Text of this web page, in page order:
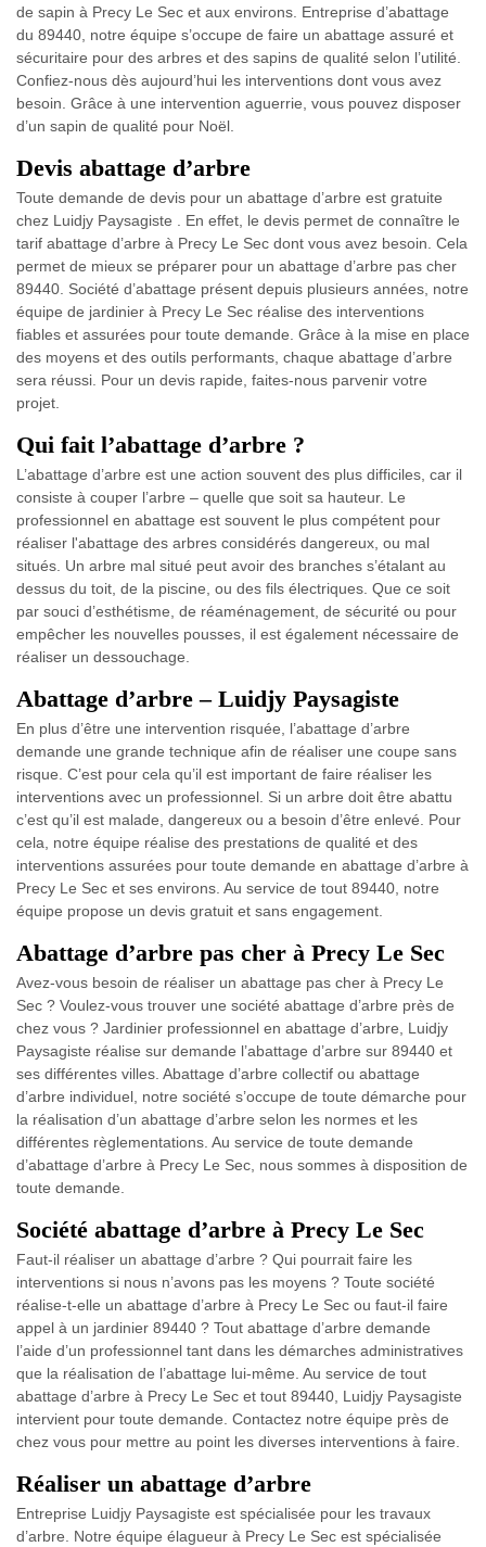
de sapin à Precy Le Sec et aux environs. Entreprise d’abattage
du 89440, notre équipe s’occupe de faire un abattage assuré et
sécuritaire pour des arbres et des sapins de qualité selon l’utilité.
Confiez-nous dès aujourd’hui les interventions dont vous avez
besoin. Grâce à une intervention aguerrie, vous pouvez disposer
d’un sapin de qualité pour Noël.
Devis abattage d’arbre
Toute demande de devis pour un abattage d’arbre est gratuite
chez Luidjy Paysagiste . En effet, le devis permet de connaître le
tarif abattage d’arbre à Precy Le Sec dont vous avez besoin. Cela
permet de mieux se préparer pour un abattage d’arbre pas cher
89440. Société d’abattage présent depuis plusieurs années, notre
équipe de jardinier à Precy Le Sec réalise des interventions
fiables et assurées pour toute demande. Grâce à la mise en place
des moyens et des outils performants, chaque abattage d’arbre
sera réussi. Pour un devis rapide, faites-nous parvenir votre
projet.
Qui fait l’abattage d’arbre ?
L’abattage d’arbre est une action souvent des plus difficiles, car il
consiste à couper l’arbre – quelle que soit sa hauteur. Le
professionnel en abattage est souvent le plus compétent pour
réaliser l'abattage des arbres considérés dangereux, ou mal
situés. Un arbre mal situé peut avoir des branches s’étalant au
dessus du toit, de la piscine, ou des fils électriques. Que ce soit
par souci d’esthétisme, de réaménagement, de sécurité ou pour
empêcher les nouvelles pousses, il est également nécessaire de
réaliser un dessouchage.
Abattage d’arbre – Luidjy Paysagiste
En plus d’être une intervention risquée, l’abattage d’arbre
demande une grande technique afin de réaliser une coupe sans
risque. C’est pour cela qu’il est important de faire réaliser les
interventions avec un professionnel. Si un arbre doit être abattu
c’est qu’il est malade, dangereux ou a besoin d’être enlevé. Pour
cela, notre équipe réalise des prestations de qualité et des
interventions assurées pour toute demande en abattage d’arbre à
Precy Le Sec et ses environs. Au service de tout 89440, notre
équipe propose un devis gratuit et sans engagement.
Abattage d’arbre pas cher à Precy Le Sec
Avez-vous besoin de réaliser un abattage pas cher à Precy Le
Sec ? Voulez-vous trouver une société abattage d’arbre près de
chez vous ? Jardinier professionnel en abattage d’arbre, Luidjy
Paysagiste réalise sur demande l’abattage d’arbre sur 89440 et
ses différentes villes. Abattage d’arbre collectif ou abattage
d’arbre individuel, notre société s’occupe de toute démarche pour
la réalisation d’un abattage d’arbre selon les normes et les
différentes règlementations. Au service de toute demande
d’abattage d’arbre à Precy Le Sec, nous sommes à disposition de
toute demande.
Société abattage d’arbre à Precy Le Sec
Faut-il réaliser un abattage d’arbre ? Qui pourrait faire les
interventions si nous n’avons pas les moyens ? Toute société
réalise-t-elle un abattage d’arbre à Precy Le Sec ou faut-il faire
appel à un jardinier 89440 ? Tout abattage d’arbre demande
l’aide d’un professionnel tant dans les démarches administratives
que la réalisation de l’abattage lui-même. Au service de tout
abattage d’arbre à Precy Le Sec et tout 89440, Luidjy Paysagiste
intervient pour toute demande. Contactez notre équipe près de
chez vous pour mettre au point les diverses interventions à faire.
Réaliser un abattage d’arbre
Entreprise Luidjy Paysagiste est spécialisée pour les travaux
d’arbre. Notre équipe élagueur à Precy Le Sec est spécialisée